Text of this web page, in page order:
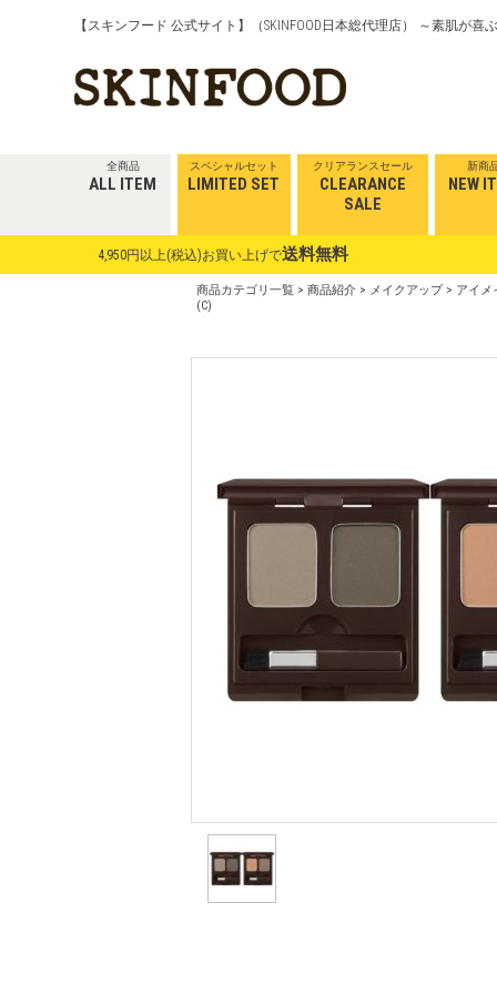
【スキンフード 公式サイト】（SKINFOOD日本総代理店） ～素肌が
全商品
ALL ITEM
スペシャルセット
LIMITED SET
クリアランスセール
CLEARANCE
SALE
新商
NEW
4,950円以上(税込)お買い上げで送料無料
商品カテゴリ一覧 > 商品紹介 > メイクアップ> アイメ
(C)